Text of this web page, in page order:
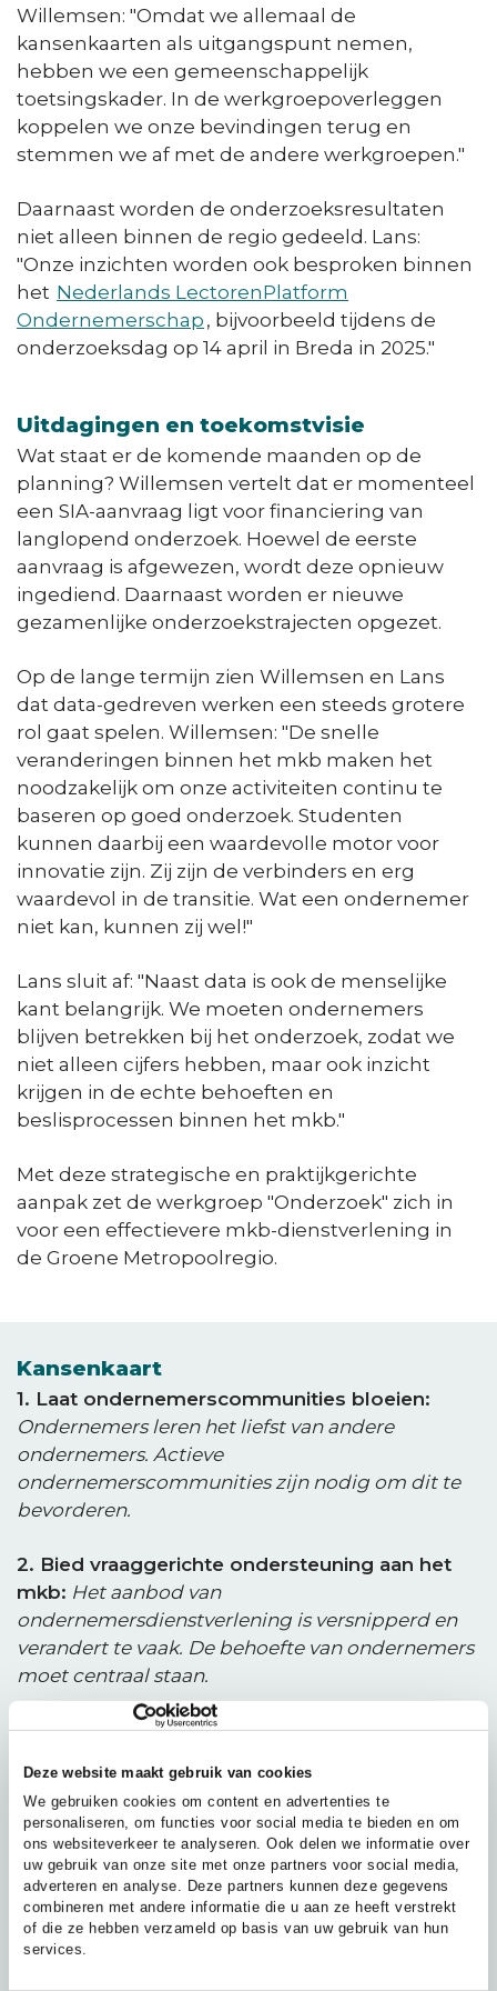
Deze website maakt gebruik van cookies
We gebruiken cookies om content en advertenties te
personaliseren, om functies voor social media te bieden en om
ons websiteverkeer te analyseren. Ook delen we informatie over
uw gebruik van onze site met onze partners voor social media,
adverteren en analyse. Deze partners kunnen deze gegevens
combineren met andere informatie die u aan ze heeft verstrekt
of die ze hebben verzameld op basis van uw gebruik van hun
services.
Willemsen: "Omdat we allemaal de
kansenkaarten als uitgangspunt nemen,
hebben we een gemeenschappelijk
toetsingskader. In de werkgroepoverleggen
koppelen we onze bevindingen terug en
stemmen we af met de andere werkgroepen."
Daarnaast worden de onderzoeksresultaten
niet alleen binnen de regio gedeeld. Lans:
"Onze inzichten worden ook besproken binnen
het Nederlands LectorenPlatform
Ondernemerschap , bijvoorbeeld tijdens de
onderzoeksdag op 14 april in Breda in 2025."
Uitdagingen en toekomstvisie
Wat staat er de komende maanden op de
planning? Willemsen vertelt dat er momenteel
een SIA-aanvraag ligt voor financiering van
langlopend onderzoek. Hoewel de eerste
aanvraag is afgewezen, wordt deze opnieuw
ingediend. Daarnaast worden er nieuwe
gezamenlijke onderzoekstrajecten opgezet.
Op de lange termijn zien Willemsen en Lans
dat data-gedreven werken een steeds grotere
rol gaat spelen. Willemsen: "De snelle
veranderingen binnen het mkb maken het
noodzakelijk om onze activiteiten continu te
baseren op goed onderzoek. Studenten
kunnen daarbij een waardevolle motor voor
innovatie zijn. Zij zijn de verbinders en erg
waardevol in de transitie. Wat een ondernemer
niet kan, kunnen zij wel!"
Lans sluit af: "Naast data is ook de menselijke
kant belangrijk. We moeten ondernemers
blijven betrekken bij het onderzoek, zodat we
niet alleen cijfers hebben, maar ook inzicht
krijgen in de echte behoeften en
beslisprocessen binnen het mkb."
Met deze strategische en praktijkgerichte
aanpak zet de werkgroep "Onderzoek" zich in
voor een effectievere mkb-dienstverlening in
de Groene Metropoolregio.
Kansenkaart
1. Laat ondernemerscommunities bloeien:
Ondernemers leren het liefst van andere
ondernemers. Actieve
ondernemerscommunities zijn nodig om dit te
bevorderen.
2. Bied vraaggerichte ondersteuning aan het
mkb: Het aanbod van
ondernemersdienstverlening is versnipperd en
verandert te vaak. De behoefte van ondernemers
moet centraal staan.
3. EZK pakt de stelselverantwoordelijkheid:
aanbod moet worden gecoördineerd, met focus
op transities.
4. Zet de uitvoerders in hun kracht: Er is te
weinig aandacht voor de uitvoering van beleid.
Meer balans is nodig tussen beleid (‘wat’) en
uitvoering (‘hoe’).